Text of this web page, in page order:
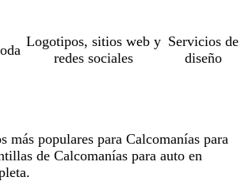
Logotipos, sitios web y
redes sociales
Servicios de
diseño
más populares para Calcomanías para
de Calcomanías para auto en